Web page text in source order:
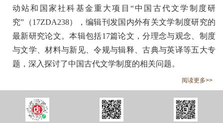
动站和国家社科基金重大项目“中国古代文学制度研
究”（17ZDA238），编辑刊发国内外有关文学制度研究的
最新研究论文。本辑包括17篇论文，分理念与观念、制度
与文学、材料与新见、令规与辑释、古典与英译等五大专
题，深入探讨了中国古代文学制度的相关问题。
阅读更多>>